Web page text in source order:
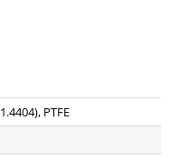
PTFE